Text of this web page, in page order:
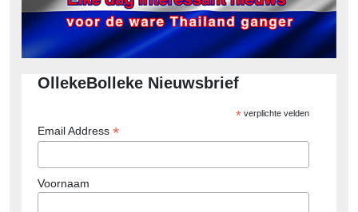
OllekeBolleke Nieuwsbrief
*verplichte velden
Email Address *
Voornaam